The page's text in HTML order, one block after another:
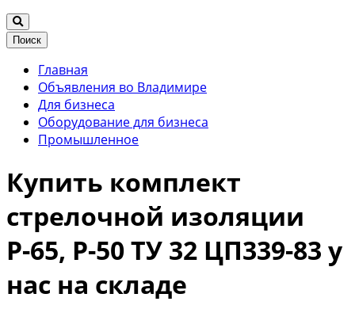
Поиск
Главная
Объявления во Владимире
Для бизнеса
Оборудование для бизнеса
Промышленное
Купить комплект
стрелочной изоляции
Р-65, Р-50 ТУ 32 ЦП339-83 у
нас на складе